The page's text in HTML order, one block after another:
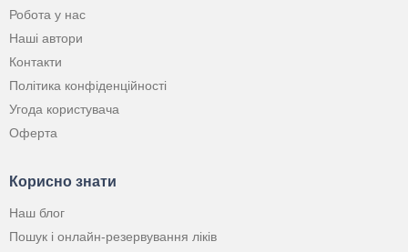
Робота у нас
Наші автори
Контакти
Політика конфіденційності
Угода користувача
Оферта
Корисно знати
Наш блог
Пошук і онлайн-резервування ліків